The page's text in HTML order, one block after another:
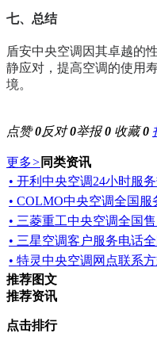
七、总结
盾安中央空调因其卓越的
静应对，提高空调的使用
境。
点赞0反对0举报0 收藏0
更多> 同类资讯
• 开利中央空调24小时服
• COLMO中央空调全国
• 三菱重工中央空调全国
• 三星空调客户服务电话
• 特灵中央空调网点联系
推荐图文
推荐资讯
点击排行